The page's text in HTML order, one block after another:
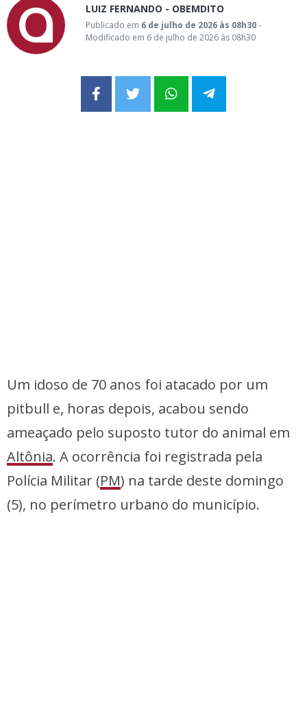
LUIZ FERNANDO - OBEMDITO
Publicado em 6 de julho de 2026 às 08h30-
Modificado em 6 de julho de 2026 às 08h30
Um idoso de 70 anos foi atacado por um
pitbull e, horas depois, acabou sendo
ameaçado pelo suposto tutor do animal em
Altônia. A ocorrência foi registrada pela
Polícia Militar (PM) na tarde deste domingo
(5), no perímetro urbano do município.